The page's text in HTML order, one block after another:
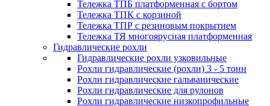
Тележка ТПБ платформенная с бортом
Тележка ТПК с корзиной
Тележка ТПР с резиновым покрытием
Тележка ТЯ многоярусная платформенная
Гидравлические рохли
Гидравлические рохли узковильные
Рохли гидравлические (рохли) 3 - 5 тонн
Рохли гидравлические гальванические
Рохли гидравлические для рулонов
Рохли гидравлические низкопрофильные